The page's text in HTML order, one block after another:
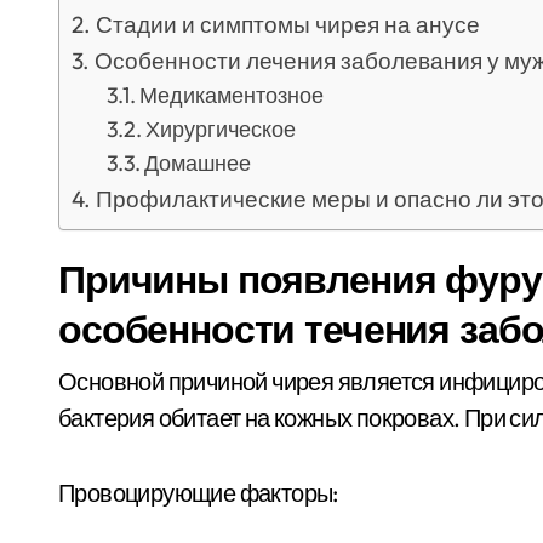
Стадии и симптомы чирея на анусе
Особенности лечения заболевания у
Медикаментозное
Хирургическое
Домашнее
Профилактические меры и опасно ли это
Причины появления
особенности течения
Основной причиной чирея является
бактерия обитает на кожных покровах. При
Провоцирующие факторы: